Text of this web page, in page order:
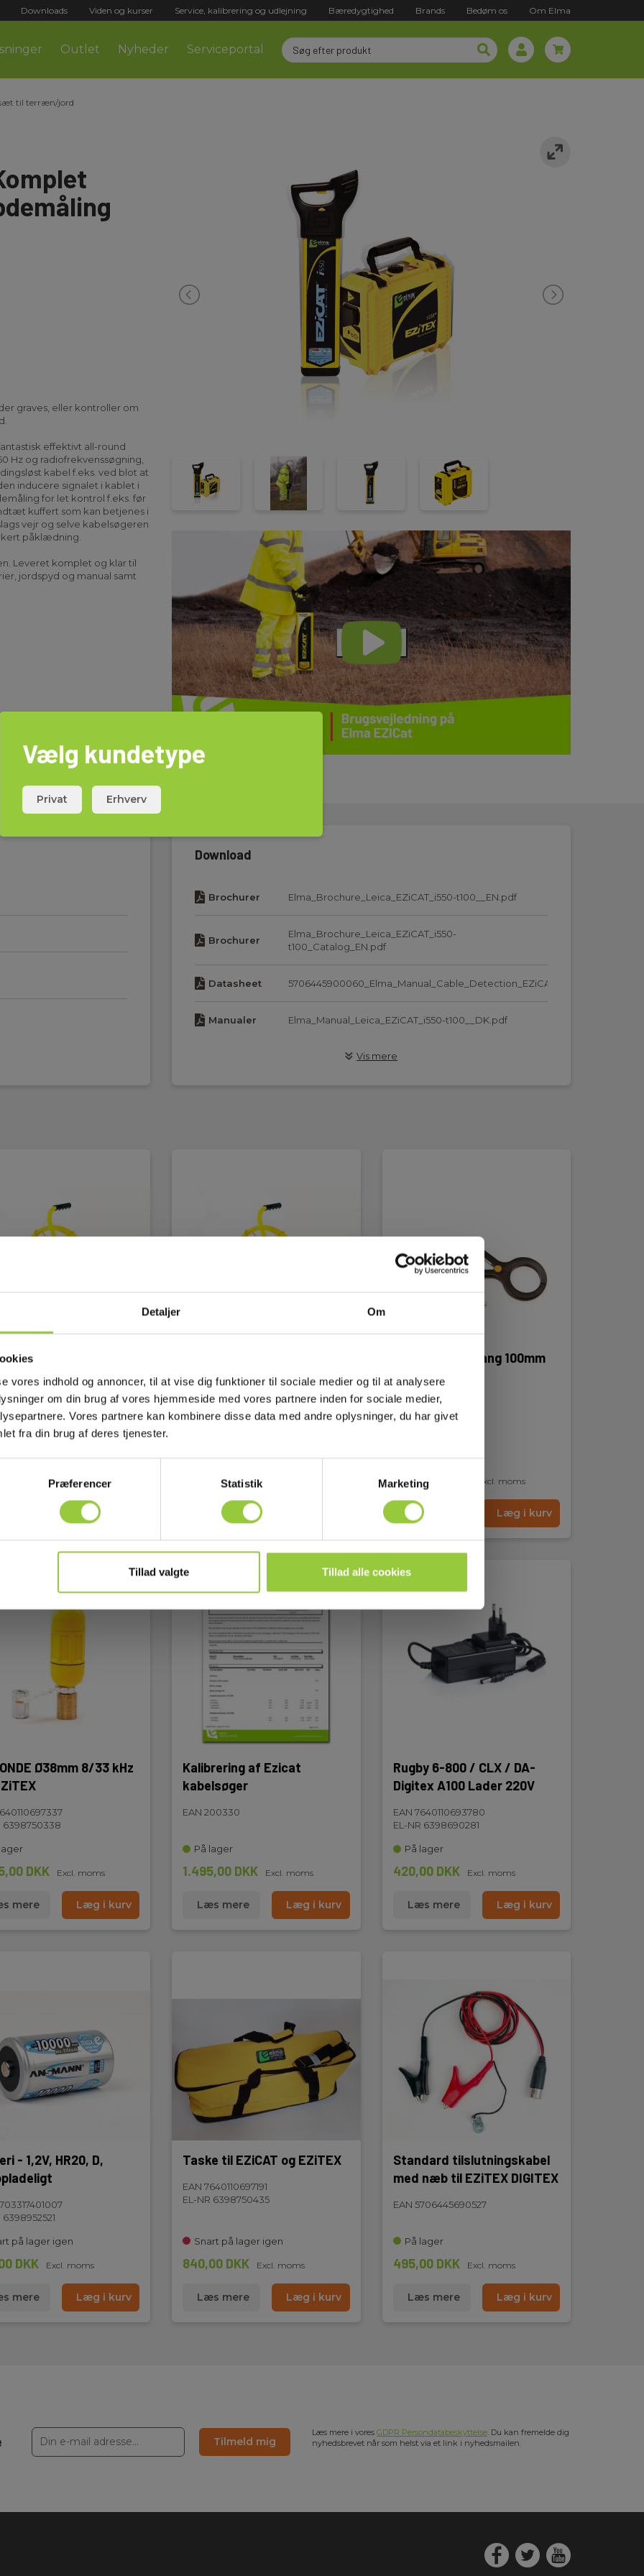
Detaljer Om
vores indhold og annoncer, til at vise dig funktioner til sociale medier og til at analysere
om din brug af vores hjemmeside med vores partnere inden for sociale medier,
Vores partnere kan kombinere disse data med andre oplysninger, du har givet
fra din brug af deres tjenester.
Præferencer Statistik Marketing
Tillad valgte Tillad alle cookies
Downloads Viden og kurser Service, kalibrering og udlejning Bæredygtighed Brands Bedøm os Om Elma
Outlet Nyheder Serviceportal
til terræn/jord
graves, eller kontroller om
effektivt all-round
Hz og radiofrekvenssøgning,
kabel f.eks. ved blot at
inducere signalet i kablet i
for let kontrol f.eks. før
kuffert som kan betjenes i
vejr og selve kabelsøgeren
påklædning.
Leveret komplet og klar til
jordspyd og manual samt
lukket låg)
Download
Brochurer Elma_Brochure_Leica_EZiCAT_i550-t100__EN.pdf
Brochurer
Elma_Brochure_Leica_EZiCAT_i550-
t100_Catalog_EN.pdf
Datasheet 5706445900060_Elma_Manual_Cable_Detection_EZiCATi500__EN.pdf
Manualer Elma_Manual_Leica_EZiCAT_i550-t100__DK.pdf
Elma_Manual_Leica_EZiCAT_i550-t100__EN.pdf
Vis mere
80 m rørål inderleder
sonde bla. for
6398750325
Excl. moms
Læg i kurv
og 13mm sonde bla. for
EZiTEX
EAN 7640110697221
Snart på lager igen
7.135,00 DKK
Læs mere
EZiTEX Signaltang 100mm
(4")
EAN 7640163574760
EL-NR 6398750396
På lager
2.755,00 DKK Excl. moms
Læs mere Læg i kurv
Ø38mm 8/33 kHz
6398750338
DKK Excl. moms
mere Læg i kurv
Kalibrering af Ezicat
kabelsøger
EAN 200330
På lager
1.495,00 DKK Excl. moms
Læs mere Læg i kurv
Rugby 6-800 / CLX / DA-
Digitex A100 Lader 220V
EAN 7640110693780
EL-NR 6398690281
På lager
420,00 DKK Excl. moms
Læs mere Læg i kurv
- 1,2V, HR20, D,
6398952521
på lager igen
DKK Excl. moms
mere Læg i kurv
Taske til EZiCAT og EZiTEX
EAN 7640110697191
EL-NR 6398750435
Snart på lager igen
840,00 DKK Excl. moms
Læs mere Læg i kurv
Standard tilslutningskabel
med næb til EZiTEX DIGITEX
EAN 5706445690527
På lager
495,00 DKK Excl. moms
Læs mere Læg i kurv
Tilmeld mig
Læs mere i vores GDPR Persondatabeskyttelse. Du kan fremelde dig
nyhedsbrevet når som helst via et link i nyhedsmailen.
Vælg kundetype
Privat Erhverv